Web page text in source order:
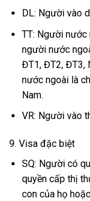
DL: Người vào
TT: Người nước
người nước
ĐT1, ĐT2, ĐT3,
nước ngoài là
Nam.
VR: Người vào
9. Visa đặc biệt
SQ: Người có
quyền cấp thị
con của họ